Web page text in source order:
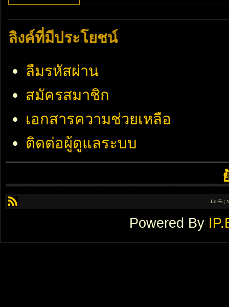
ลิงค์ที่มีประโยชน์
ลืมรหัสผ่าน
สมัครสมาชิก
เอกสารความช่วยเหลือ
ติดต่อผู้ดูแลระบบ
Lo-Fi ;
Powered By